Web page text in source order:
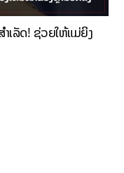
ເລັດ! ຊ່ວຍໃຫ້ແມ່ຍິງ